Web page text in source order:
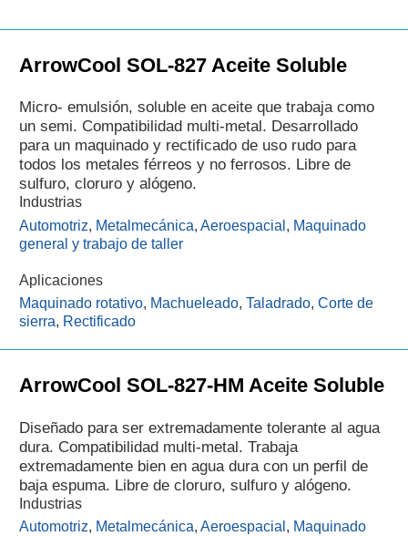
ArrowCool SOL-827 Aceite Soluble
Micro- emulsión, soluble en aceite que trabaja como
un semi. Compatibilidad multi-metal. Desarrollado
para un maquinado y rectificado de uso rudo para
todos los metales férreos y no ferrosos. Libre de
sulfuro, cloruro y alógeno.
Industrias
Automotriz, Metalmecánica, Aeroespacial , Maquinado
general y trabajo de taller
Aplicaciones
Maquinado rotativo, Machueleado, Taladrado, Corte de
sierra, Rectificado
ArrowCool SOL-827-HM Aceite Soluble
Diseñado para ser extremadamente tolerante al agua
dura. Compatibilidad multi-metal. Trabaja
extremadamente bien en agua dura con un perfil de
baja espuma. Libre de cloruro, sulfuro y alógeno.
Industrias
Automotriz, Metalmecánica, Aeroespacial , Maquinado